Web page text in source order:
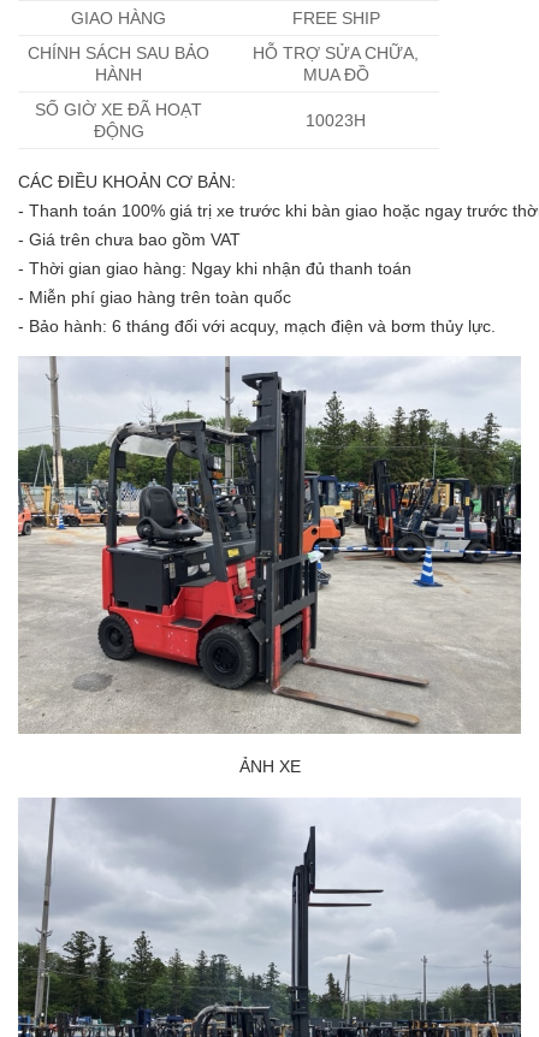
GIAO HÀNG
FREE SHIP
CHÍNH SÁCH SAU BẢO
HÀNH
HỖ TRỢ SỬA CHỮA,
MUA ĐỒ
SỐ GIỜ XE ĐÃ HOẠT
ĐỘNG
10023H
CÁC ĐIỀU KHOẢN CƠ BẢN:
- Thanh toán 100% giá trị xe trước khi bàn giao hoặc ngay trước
- Giá trên chưa bao gồm VAT
- Thời gian giao hàng: Ngay khi nhận đủ thanh toán
- Miễn phí giao hàng trên toàn quốc
- Bảo hành: 6 tháng đối với acquy, mạch điện và bơm thủy lực.
ẢNH XE